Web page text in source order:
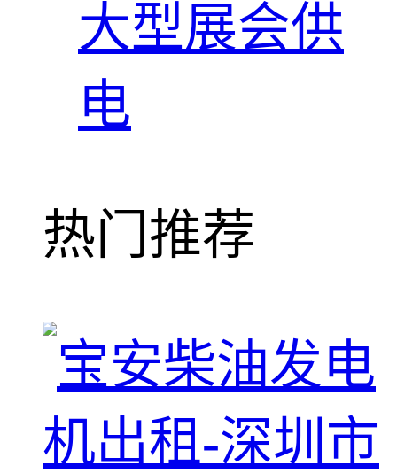
大型展会供
电
热门推荐